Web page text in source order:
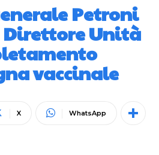
Petroni
Unità
vaccinale
X WhatsApp